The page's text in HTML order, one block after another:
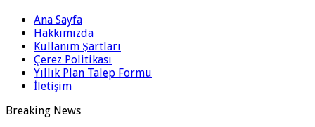
Ana Sayfa
Hakkımızda
Kullanım Şartları
Çerez Politikası
Yıllık Plan Talep Formu
İletişim
Breaking News